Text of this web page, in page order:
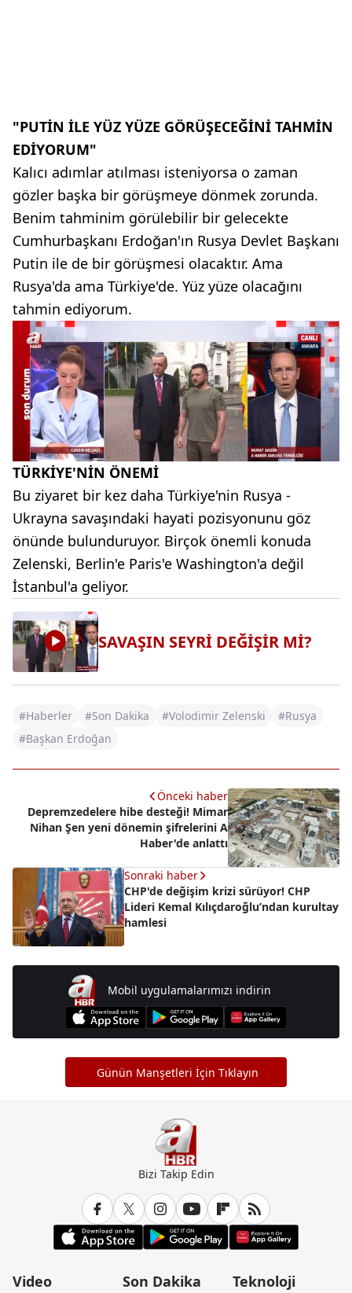
"PUTİN İLE YÜZ YÜZE GÖRÜŞECEĞİNİ TAHMİN
EDİYORUM"
Kalıcı adımlar atılması isteniyorsa o zaman
gözler başka bir görüşmeye dönmek zorunda.
Benim tahminim görülebilir bir gelecekte
Cumhurbaşkanı Erdoğan'ın Rusya Devlet Başkanı
Putin ile de bir görüşmesi olacaktır. Ama
Rusya'da ama Türkiye'de. Yüz yüze olacağını
tahmin ediyorum.
TÜRKİYE'NİN ÖNEMİ
Bu ziyaret bir kez daha Türkiye'nin Rusya -
Ukrayna savaşındaki hayati pozisyonunu göz
önünde bulunduruyor. Birçok önemli konuda
Zelenski, Berlin'e Paris'e Washington'a değil
İstanbul'a geliyor.
SAVAŞIN SEYRİ DEĞİŞİR Mİ?
#Haberler #Son Dakika #Volodimir Zelenski
#Rusya
#Başkan Erdoğan
Önceki haber
Depremzedelere hibe desteği! Mimar
Nihan Şen yeni dönemin şifrelerini A
Haber'de anlattı
Sonraki haber
CHP'de değişim krizi sürüyor! CHP
Lideri Kemal Kılıçdaroğlu’ndan kurultay
hamlesi
Mobil uygulamalarımızı indirin
Günün Manşetleri İçin Tıklayın
Bizi Takip Edin
Video Son Dakika Teknoloji